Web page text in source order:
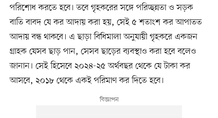
পরিশোধ করতে হবে। তবে গৃহকরের সঙ্গে পরিচ্ছন্নতা ও সড়ক
বাতি বাবদ যে কর আদায় করা হয়, সেই ৫ শতাংশ কর আপাতত
আদায় বন্ধ থাকবে। এ ছাড়া বিধিমালা অনুযায়ী গৃহকরে একজন
গ্রাহক যেসব ছাড় পান, সেসব ছাড়ের ব্যবস্থাও করা হবে বলেও
জানান। সেই হিসেবে ২০২৪-২৫ অর্থবছর থেকে যে টাকা কর
আসবে, ২০১৮ থেকে একই পরিমাণ কর দিতে হবে।